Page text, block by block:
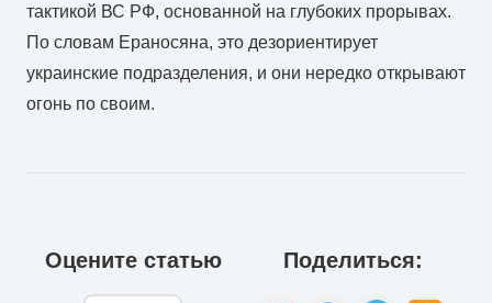
тактикой ВС РФ, основанной на глубоких прорывах.
По словам Ераносяна, это дезориентирует
украинские подразделения, и они нередко открывают
огонь по своим.
Оцените статью Поделиться: